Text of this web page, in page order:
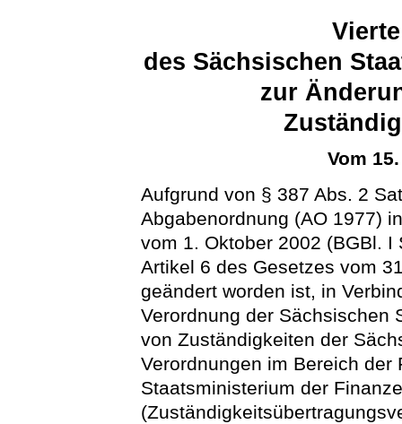
des Sächsischen
zur
Vom
Aufgrund von § 387 Abs. 2
Abgabenordnung (AO 1977)
vom 1. Oktober 2002 (BGBl.
Artikel 6 des Gesetzes vom
geändert worden ist, in
Verordnung der Sächsischen
von Zuständigkeiten der
Verordnungen im Bereich
Staatsministerium der